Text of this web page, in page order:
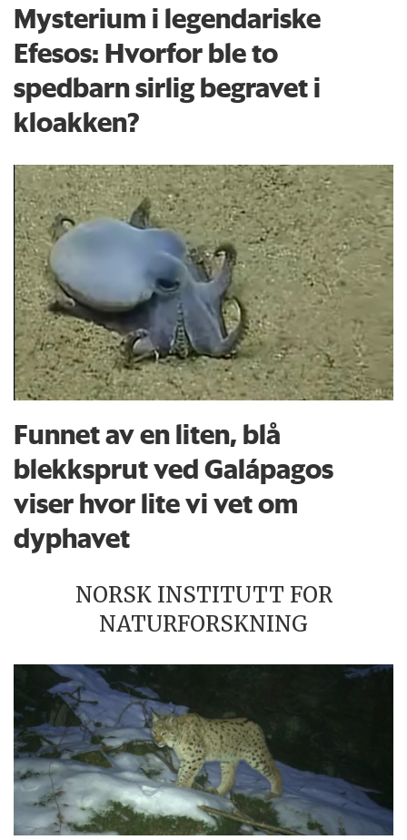
Mysterium i legendariske
Efesos: Hvorfor ble to
spedbarn sirlig begravet i
kloakken?
Funnet av en liten, blå
blekksprut ved Galápagos
viser hvor lite vi vet om
dyphavet
NORSK INSTITUTT FOR
NATURFORSKNING